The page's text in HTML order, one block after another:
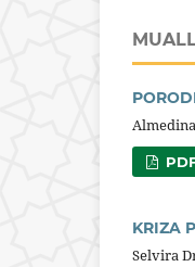
KRIZA
Selvira